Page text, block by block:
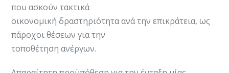
που ασκούν τακτικά
οικονομική δραστηριότητα ανά την επικράτεια, ως
πάροχοι θέσεων για την
τοποθέτηση ανέργων.